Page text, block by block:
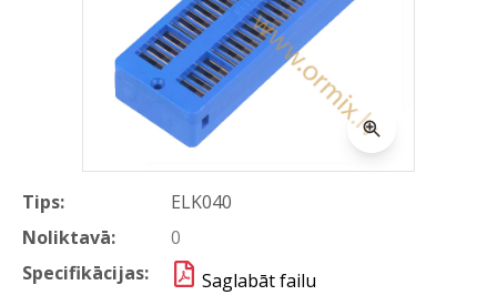
Tips:
ELK040
Noliktavā:
0
Specifikācijas:
Saglabāt failu